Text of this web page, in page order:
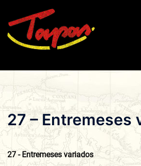
Inhalt
springen
27 – Entremeses
27 - Entremeses variados